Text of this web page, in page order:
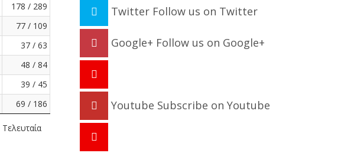
178 / 289
77 / 109
37 / 63
48 / 84
39 / 45
69 / 186
Τελευταία
Twitter Follow us on Twitter
Google+ Follow us on Google+
Youtube Subscribe on Youtube